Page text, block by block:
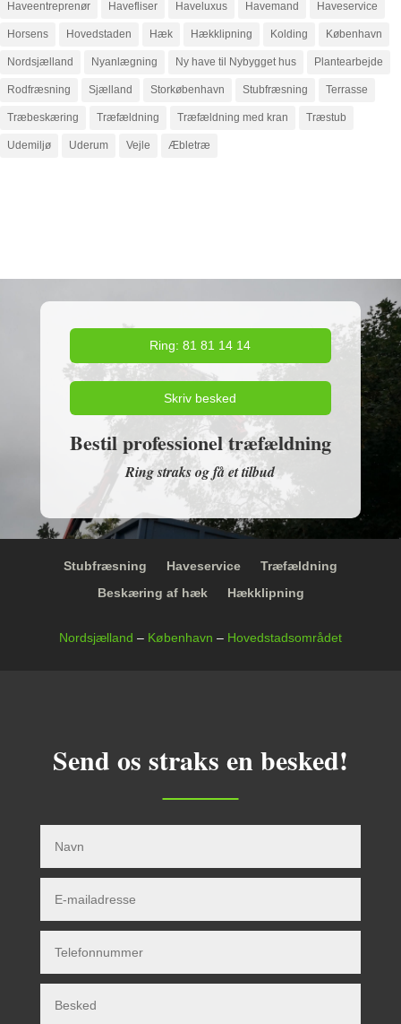
Haveentreprenør Havefliser Haveluxus Havemand Haveservice
Horsens Hovedstaden Hæk Hækklipning Kolding København
Nordsjælland Nyanlægning Ny have til Nybygget hus Plantearbejde
Rodfræsning Sjælland Storkøbenhavn Stubfræsning Terrasse
Træbeskæring Træfældning Træfældning med kran Træstub
Udemiljø Uderum Vejle Æbletræ
Ring: 81 81 14 14
Skriv besked
Bestil professionel træfældning
Ring straks og få et tilbud
Stubfræsning Haveservice
Træfældning
Beskæring af hæk
Hækklipning
Nordsjælland – København – Hovedstadsområdet
Send os straks en besked!